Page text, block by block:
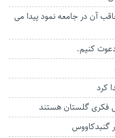
آن در جامعه نمود پیدا می
کنیم.
گنبدکاووس